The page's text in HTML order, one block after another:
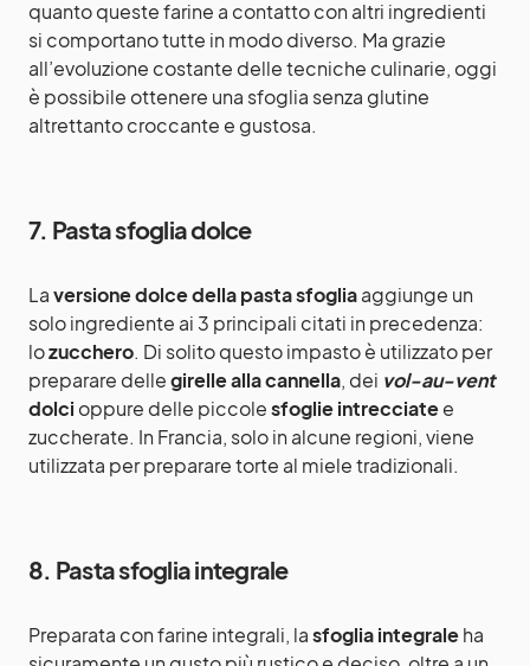
quanto queste farine a contatto con altri ingredienti
si comportano tutte in modo diverso. Ma grazie
all’evoluzione costante delle tecniche culinarie, oggi
è possibile ottenere una sfoglia senza glutine
altrettanto croccante e gustosa.
7. Pasta sfoglia dolce
Laversione dolce della pasta sfogliaaggiunge un
solo ingrediente ai 3 principali citati in precedenza:
lozucchero. Di solito questo impasto è utilizzato per
preparare dellegirelle alla cannella, dei vol-au-vent
dolci oppure delle piccolesfoglie intrecciatee
zuccherate. In Francia, solo in alcune regioni, viene
utilizzata per preparare torte al miele tradizionali.
8. Pasta sfoglia integrale
Preparata con farine integrali, lasfoglia integraleha